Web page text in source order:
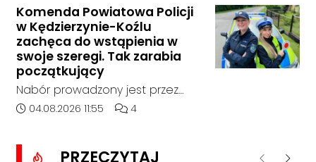
Gliwicki po zgłoszeniu od
zaniepokojonego świadka.
Osoba zgłaszająca zauważyła
unoszący się na wodzie czarny
worek, którego zawartość
wzbudziła jej niepokój.
Komenda Powiatowa Policji
w Kędzierzynie-Koźlu
zachęca do wstąpienia w
swoje szeregi. Tak zarabia
początkujący
Nabór prowadzony jest przez
cały rok, a dokumenty można
elektronicznie. Początkujący
funkcjonariusz może otrzymywać
Data dodania artykułu:
04.08.2026 11:55 Liczba komentarzy artykułu:
4
PRZECZYTAJ